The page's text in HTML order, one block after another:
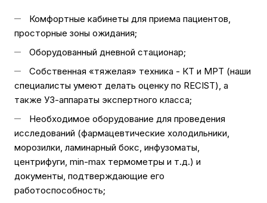
Комфортные кабинеты для приема пациентов,
просторные зоны ожидания;
Оборудованный дневной стационар;
Собственная «тяжелая» техника - КТ и МРТ (наши
специалисты умеют делать оценку по RECIST), а
также УЗ-аппараты экспертного класса;
Необходимое оборудование для проведения
исследований (фармацевтические холодильники,
морозилки, ламинарный бокс, инфузоматы,
центрифуги, min-max термометры и т.д.) и
документы, подтверждающие его
работоспособность;